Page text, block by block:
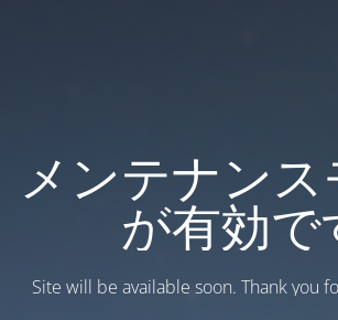
メンテナンス
が有効で
Site will be available soon. Thank you